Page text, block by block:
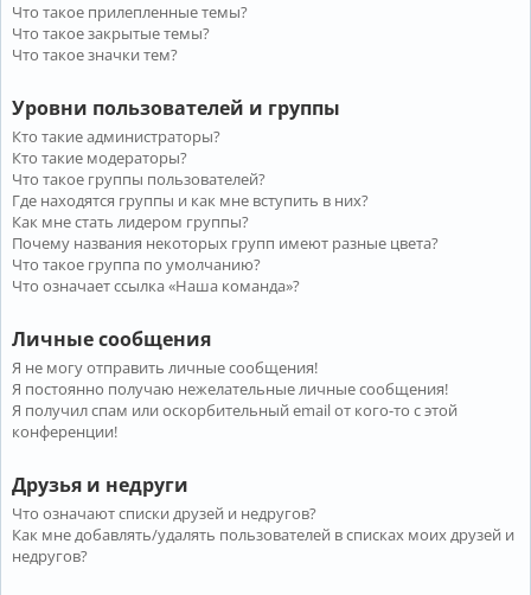
Что такое прилепленные темы?
Что такое закрытые темы?
Что такое значки тем?
Уровни пользователей и группы
Кто такие администраторы?
Кто такие модераторы?
Что такое группы пользователей?
Где находятся группы и как мне вступить в них?
Как мне стать лидером группы?
Почему названия некоторых групп имеют разные цвета?
Что такое группа по умолчанию?
Что означает ссылка «Наша команда»?
Личные сообщения
Я не могу отправить личные сообщения!
Я постоянно получаю нежелательные личные сообщения!
Я получил спам или оскорбительный email от кого-то с этой
конференции!
Друзья и недруги
Что означают списки друзей и недругов?
Как мне добавлять/удалять пользователей в списках моих друзей и
недругов?